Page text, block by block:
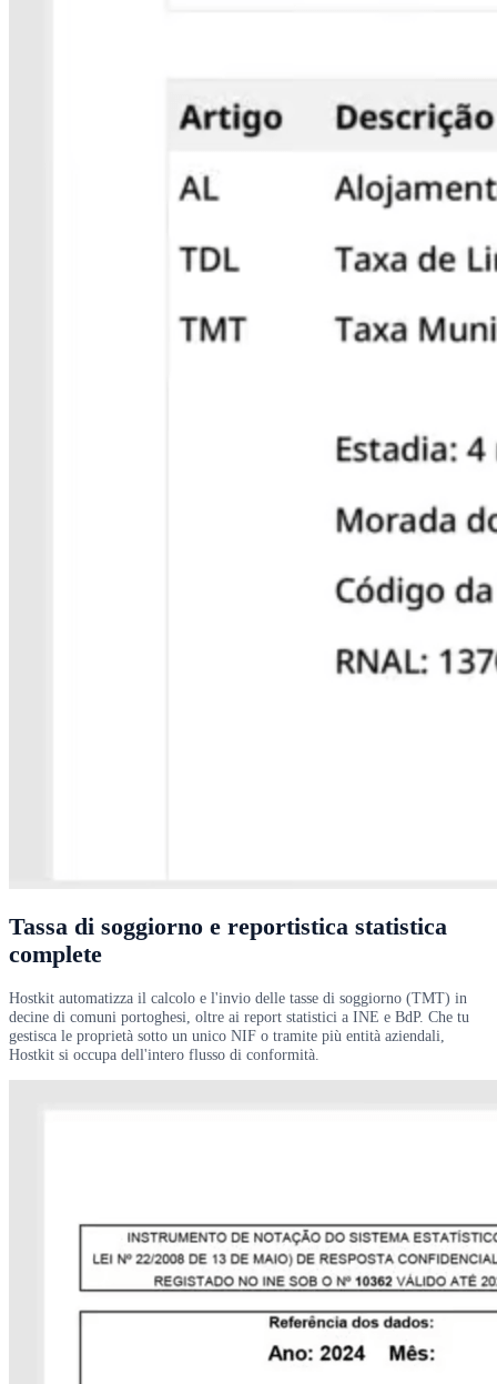
Tassa di soggiorno e reportistica statistica
complete
Hostkit automatizza il calcolo e l'invio delle tasse di soggiorno (TMT) in
decine di comuni portoghesi, oltre ai report statistici a INE e BdP. Che tu
gestisca le proprietà sotto un unico NIF o tramite più entità aziendali,
Hostkit si occupa dell'intero flusso di conformità.